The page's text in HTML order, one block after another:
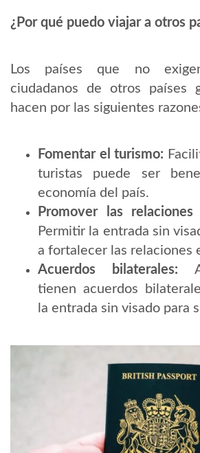
¿Por qué puedo viajar a otros
Los países que no
ciudadanos de otros países
hacen por las siguientes
Fomentar el turismo:
turistas puede ser
economía del país.
Promover las relaciones
Permitir la entrada sin
a fortalecer las relaciones
Acuerdos bilaterales:
tienen acuerdos
la entrada sin visado para